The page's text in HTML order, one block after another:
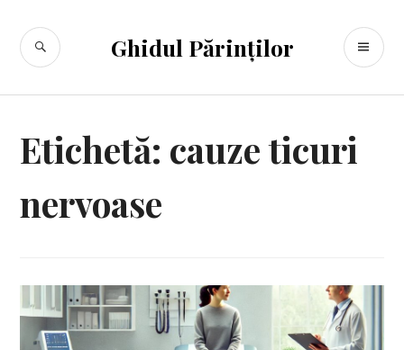
conținut
Ghidul Părinților
CĂUTARE
Etichetă: cauze ticuri
nervoase